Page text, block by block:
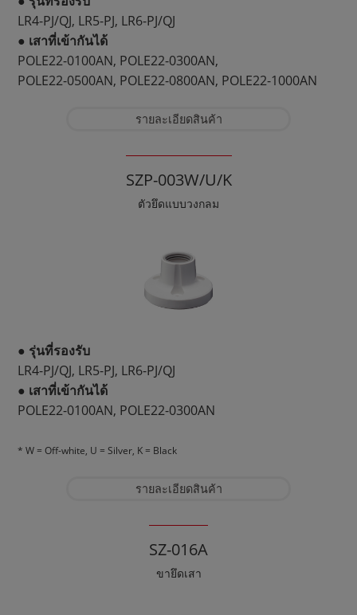
LR4-PJ/QJ, LR5-PJ, LR6-PJ/QJ
● เสาที่เข้ากันได้
POLE22-0100AN, POLE22-0300AN,
POLE22-0500AN, POLE22-0800AN, POLE22-1000AN
รายละเอียดสินค้า
SZP-003W/U/K
ตัวยึดแบบวงกลม
● รุ่นที่รองรับ
LR4-PJ/QJ, LR5-PJ, LR6-PJ/QJ
● เสาที่เข้ากันได้
POLE22-0100AN, POLE22-0300AN
* W = Off-white, U = Silver, K = Black
รายละเอียดสินค้า
SZ-016A
ขายึดเสา